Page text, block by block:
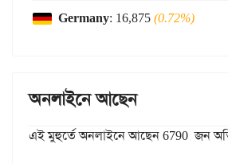
Germany: 16,875(0.72%)
অনলাইনে আছেন
এই মুহুর্তে অনলাইনে আছেন 6790 জন